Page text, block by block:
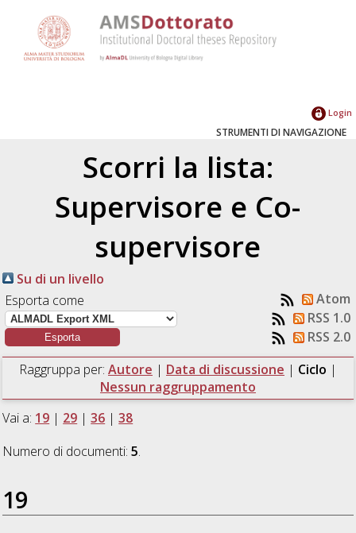
Login
STRUMENTI DI NAVIGAZIONE
Scorri la lista:
Supervisore e Co-
supervisore
Su di un livello
Esporta come
Atom
RSS 1.0
RSS 2.0
Raggruppa per: Autore | Data di discussione | Ciclo |
Nessun raggruppamento
Vai a: 19 | 29 |36 |38
Numero di documenti:5.
19